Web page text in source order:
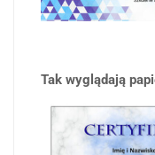
Tak wyglądają